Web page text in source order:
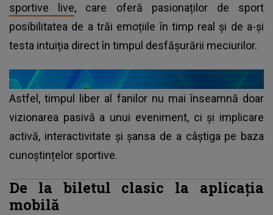
sportive live, care oferă pasionaților de sport
posibilitatea de a trăi emoțiile în timp real și de a-și
testa intuiția direct în timpul desfășurării meciurilor.
Astfel, timpul liber al fanilor nu mai înseamnă doar
vizionarea pasivă a unui eveniment, ci și implicare
activă, interactivitate și șansa de a câștiga pe baza
cunoștințelor sportive.
De la biletul clasic la aplicația
mobilă